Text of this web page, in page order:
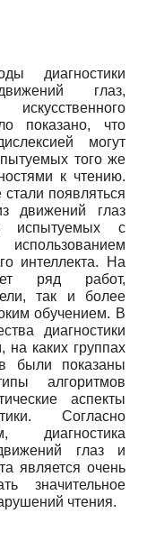
диагностики
глаз,
показано, что
могут
того же
к чтению.
появляться
движений глаз
испытуемых с
интеллекта. На
ряд работ,
так и более
обучением. В
диагностики
на каких группах
были показаны
алгоритмов
аспекты
Согласно
диагностика
глаз и
является очень
значительное
чтения.